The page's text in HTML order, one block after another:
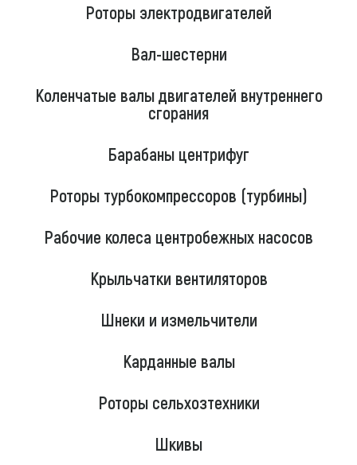
Роторы электродвигателей
Вал-шестерни
Коленчатые валы двигателей внутреннего
сгорания
Барабаны центрифуг
Роторы турбокомпрессоров (турбины)
Рабочие колеса центробежных насосов
Крыльчатки вентиляторов
Шнеки и измельчители
Карданные валы
Роторы сельхозтехники
Шкивы